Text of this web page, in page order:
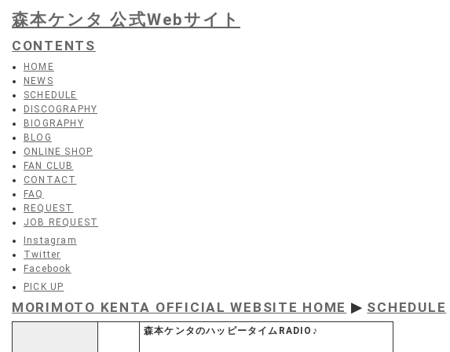
森本ケンタ 公式Webサイト
CONTENTS
HOME
NEWS
SCHEDULE
DISCOGRAPHY
BIOGRAPHY
BLOG
ONLINE SHOP
FAN CLUB
CONTACT
FAQ
REQUEST
JOB REQUEST
Instagram
Twitter
Facebook
PICK UP
MORIMOTO KENTA OFFICIAL WEBSITE HOME ▶ SCHEDULE
森本ケンタのハッピータイムRADIO♪